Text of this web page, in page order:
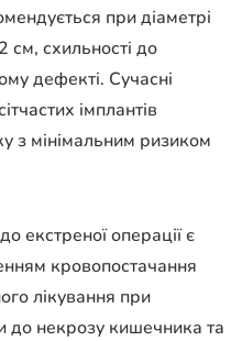
при діаметрі
см, схильності до
дефекті. Сучасні
імплантів
з мінімальним ризиком
екстреної операції є
кровопостачання
лікування при
до некрозу кишечника та